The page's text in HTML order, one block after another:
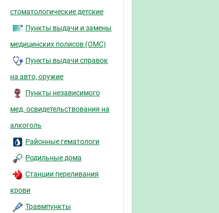
стоматологические детские
Пункты выдачи и замены
медицинских полисов (ОМС)
Пункты выдачи справок
на авто, оружие
Пункты независимого
мед. освидетельствования на
алкоголь
Районные гематологи
Родильные дома
Станции переливания
крови
Травмпункты